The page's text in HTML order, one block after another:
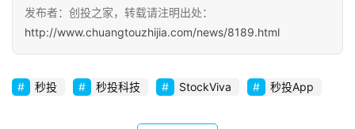
商
业
观
发布者：创投之家，转载请注明出处：
http://www.chuangtouzhijia.com/news/8189.html
秒投 秒投科技 StockViva 秒投App